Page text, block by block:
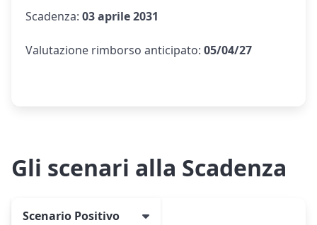
Scadenza: 03 aprile 2031
Valutazione rimborso anticipato: 05/04/27
Gli scenari alla Scadenza
Scenario Positivo